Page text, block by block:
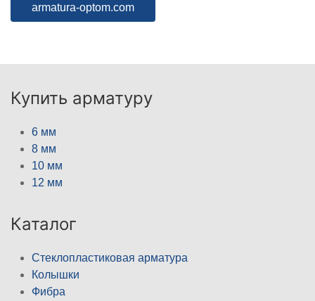
armatura-optom.com
Купить арматуру
6 мм
8 мм
10 мм
12 мм
Каталог
Стеклопластиковая арматура
Колышки
Фибра